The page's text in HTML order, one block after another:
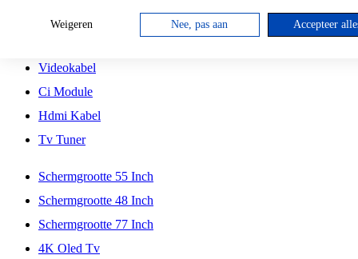
Antennekabel
Videokabel
Ci Module
Hdmi Kabel
Tv Tuner
Schermgrootte 55 Inch
Schermgrootte 48 Inch
Schermgrootte 77 Inch
4K Oled Tv
Weigeren Nee, pas aan Accepteer